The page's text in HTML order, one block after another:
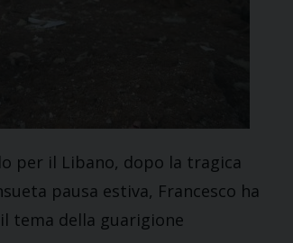
per il Libano, dopo la tragica
pausa estiva, Francesco ha
tema della guarigione